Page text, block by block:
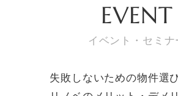
EVENT
イベント・セミナ
失敗しないための物件選